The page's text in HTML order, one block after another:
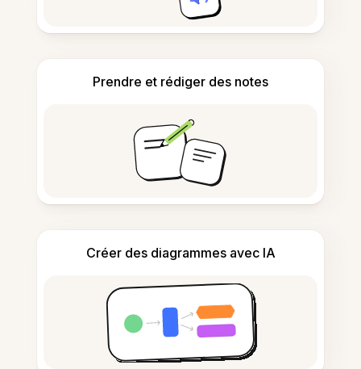
Prendre et rédiger des notes
Créer des diagrammes avec IA